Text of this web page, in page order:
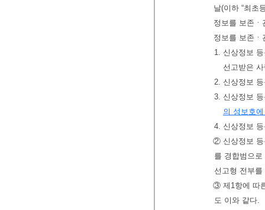
날(이하 “최초
정보를 보존
정보를 보존ㆍ
1. 신상정보
선고받은
2. 신상정보
3. 신상정보
의 성보호
4. 신상정보
② 신상정보 등
를 경합범으
선고형 전부
③ 제1항에 따
도 이와 같다.